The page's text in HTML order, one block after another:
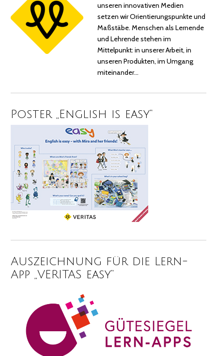
unseren innovativen Medien
setzen wir Orientierungspunkte und
Maßstäbe. Menschen als Lernende
und Lehrende stehen im
Mittelpunkt: in unserer Arbeit, in
unseren Produkten, im Umgang
miteinander…
Poster „English is easy“
Auszeichnung für die Lern-
App „VERITAS easy“